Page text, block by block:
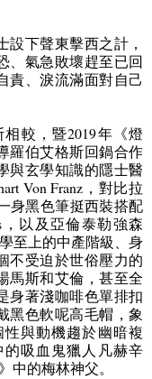
下聲東擊西之計，
、氣急敗壞趕至已回
責、淚流滿面對自己
相較，暨2019年《燈
羅伯艾格斯回鍋合作
與玄學知識的隱士醫
Von Franz ，對比拉
身黑色筆挺西裝搭配
，以及亞倫泰勒強森
至上的中產階級、身
不受迫於世俗壓力的
馬斯和艾倫，甚至全
身著淺咖啡色單排扣
黑色軟呢高毛帽，象
與動機趨於幽暗複
吸血鬼獵人凡赫辛
中的梅林神父。